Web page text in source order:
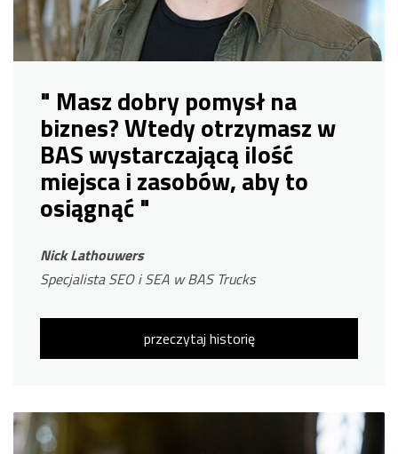
" Masz dobry pomysł na
biznes? Wtedy otrzymasz w
BAS wystarczającą ilość
miejsca i zasobów, aby to
osiągnąć "
Nick Lathouwers
Specjalista SEO i SEA w BAS Trucks
przeczytaj historię